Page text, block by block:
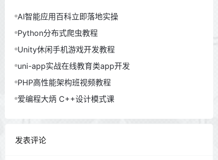
AI智能应用百科立即落地实操
Python分布式爬虫教程
Unity休闲手机游戏开发教程
uni-app实战在线教育类app开发
PHP高性能架构班视频教程
爱编程大炳 C++设计模式课
发表评论